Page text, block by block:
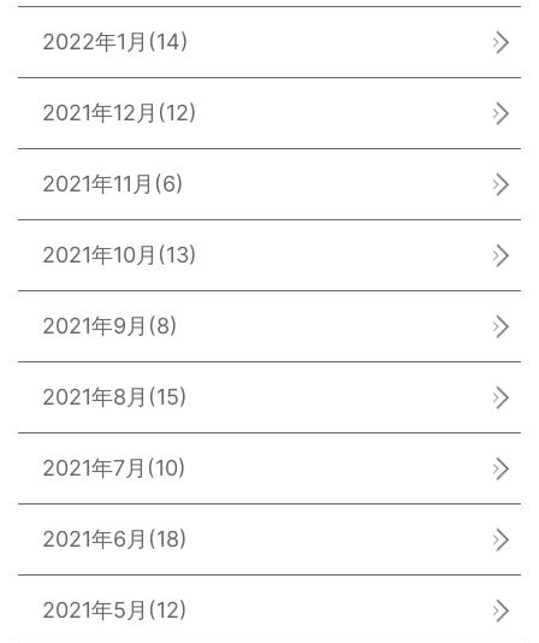
2022年1月 (14)
2021年12月 (12)
2021年11月 (6)
2021年10月 (13)
2021年9月 (8)
2021年8月 (15)
2021年7月 (10)
2021年6月 (18)
2021年5月 (12)